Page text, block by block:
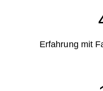
Erfahrung mit